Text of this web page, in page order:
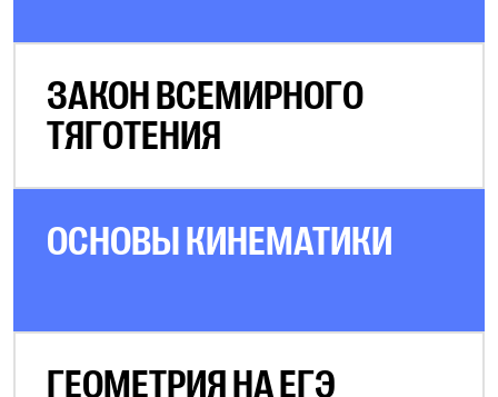
ЗАКОН ВСЕМИРНОГО
ТЯГОТЕНИЯ
ОСНОВЫ КИНЕМАТИКИ
ГЕОМЕТРИЯ НА ЕГЭ